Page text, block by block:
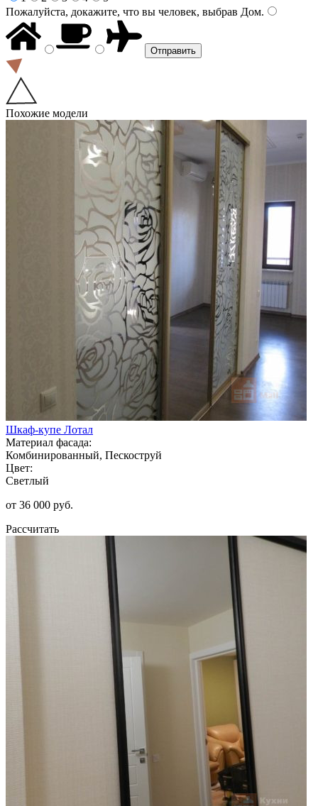
Пожалуйста, докажите, что вы человек, выбрав Дом.
Похожие модели
Шкаф-купе Лотал
Материал фасада:
Комбинированный, Пескоструй
Цвет:
Светлый
от 36 000 руб.
Рассчитать